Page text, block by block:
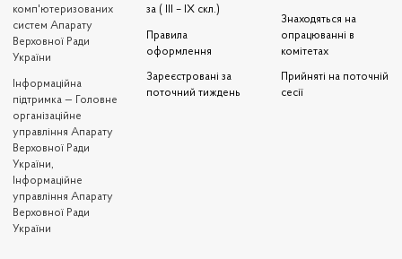
комп'ютеризованих
систем Апарату
Верховної Ради
України
Iнформаційна
підтримка — Головне
організаційне
управління Апарату
Верховної Ради
України,
Інформаційне
управління Апарату
Верховної Ради
України
за ( III – IX скл.)
Правила
оформлення
Зареєстровані за
поточний тиждень
Знаходяться на
опрацюванні в
комітетах
Прийняті на поточній
сесії